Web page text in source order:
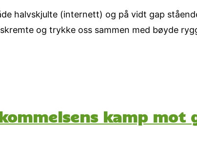
halvskjulte (internett) og på vidt gap
og trykke oss sammen med bøyde
kamp mot